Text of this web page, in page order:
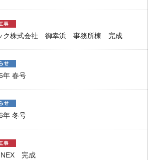
ク株式会社 御幸浜 事務所棟 完成
年 春号
年 冬号
完成